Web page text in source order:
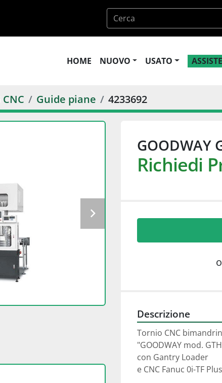
HOME NUOVO USATO
Guide piane 4233692
GOODWAY
Richiedi
o
Descrizione
Tornio CNC
"GOODWAY mod.
con Gantry Loader
e CNC Fanuc 0i-TF Plus